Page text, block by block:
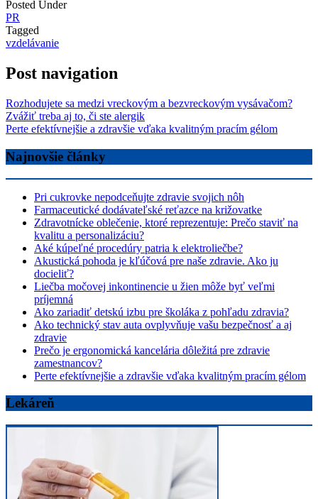
Posted Under
PR
Tagged
vzdelávanie
Post navigation
Rozhodujete sa medzi vreckovým a bezvreckovým vysávačom?
Zvážiť treba aj to, či ste alergik
Perte efektívnejšie a zdravšie vďaka kvalitným pracím gélom
Najnovšie články
Pri cukrovke nepodceňujte zdravie svojich nôh
Farmaceutické dodávateľské reťazce na križovatke
Zdravotnícke oblečenie, ktoré reprezentuje: Prečo staviť na
kvalitu a personalizáciu?
Aké kúpeľné procedúry patria k elektroliečbe?
Akustická pohoda je kľúčová pre naše zdravie. Ako ju
docieliť?
Liečba močovej inkontinencie u žien môže byť veľmi
príjemná
Ako zariadiť detskú izbu pre školáka z pohľadu zdravia?
Ako technický stav auta ovplyvňuje vašu bezpečnosť a aj
zdravie
Prečo je ergonomická kancelária dôležitá pre zdravie
zamestnancov?
Perte efektívnejšie a zdravšie vďaka kvalitným pracím gélom
Lekáreň